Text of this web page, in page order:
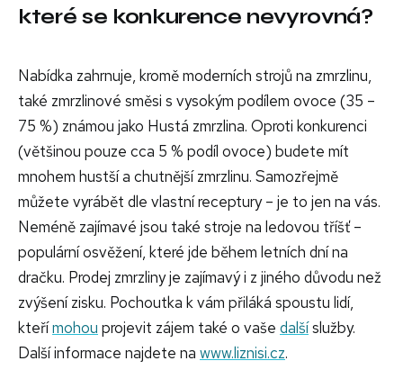
které se konkurence nevyrovná?
Nabídka zahrnuje, kromě moderních strojů na zmrzlinu,
také zmrzlinové směsi s vysokým podílem ovoce (35 –
75 %) známou jako Hustá zmrzlina. Oproti konkurenci
(většinou pouze cca 5 % podíl ovoce) budete mít
mnohem hustší a chutnější zmrzlinu. Samozřejmě
můžete vyrábět dle vlastní receptury – je to jen na vás.
Neméně zajímavé jsou také stroje na ledovou tříšť –
populární osvěžení, které jde během letních dní na
dračku. Prodej zmrzliny je zajímavý i z jiného důvodu než
zvýšení zisku. Pochoutka k vám přiláká spoustu lidí,
kteřímohou projevit zájem také o vaše dalšíslužby.
Další informace najdete na www.liznisi.cz.